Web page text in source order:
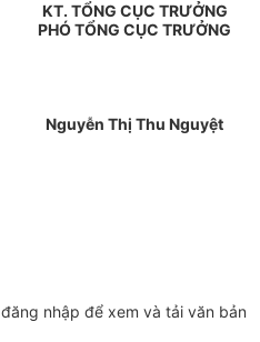
KT. TỔNG CỤC TRƯỞNG
PHÓ TỔNG CỤC TRƯỞNG
Nguyễn Thị Thu Nguyệt
đăng nhập để xem và tải văn bản